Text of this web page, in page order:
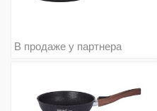
В продаже у партнера